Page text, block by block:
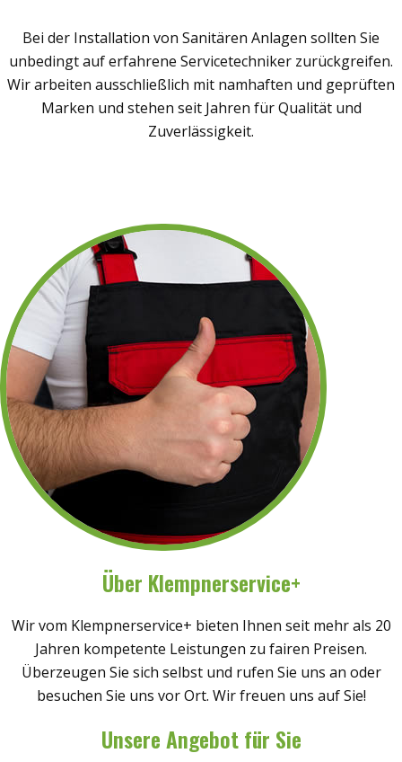
Bei der Installation von Sanitären Anlagen sollten Sie
unbedingt auf erfahrene Servicetechniker zurückgreifen.
Wir arbeiten ausschließlich mit namhaften und geprüften
Marken und stehen seit Jahren für Qualität und
Zuverlässigkeit.
Über Klempnerservice+
Wir vom Klempnerservice+ bieten Ihnen seit mehr als 20
Jahren kompetente Leistungen zu fairen Preisen.
Überzeugen Sie sich selbst und rufen Sie uns an oder
besuchen Sie uns vor Ort. Wir freuen uns auf Sie!
Unsere Angebot für Sie